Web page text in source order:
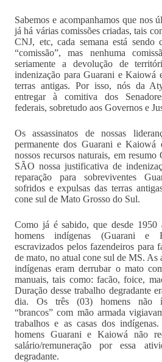
Sabemos e acompanhamos que nos
já há várias comissões criadas, tais
CNJ, etc, cada semana está sendo
“comissão”, mas nenhuma
seriamente a devolução de
indenização para Guarani e Kaiowá
terras antigas. Por isso, nós da
entregar à comitiva dos
federais, sobretudo aos Governos e
Os assassinatos de nossas
permanente dos Guarani e Kaiowá
nossos recursos naturais, em
SÃO nossa justificativa de
reparação para sobreviventes
sofridos e expulsas das terras
cone sul de Mato Grosso do Sul.
Como já é sabido, que desde 1950
homens indígenas (Guarani e
escravizados pelos fazendeiros para
de mato, no atual cone sul de MS. As
indígenas eram derrubar o mato
manuais, tais como: facão, foice,
Duração desse trabalho degradante
dia. Os três (03) homens não
“brancos” com mão armada
trabalhos e as casas dos
homens Guarani e Kaiowá não
salário/remuneração por essa
degradante.